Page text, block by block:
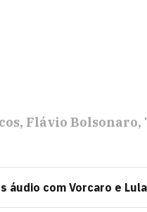
Flávio Bolsonaro
áudio com Vorcaro e